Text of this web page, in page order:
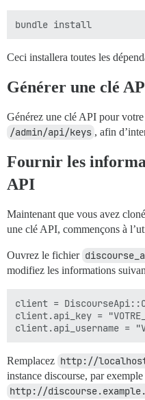
Ceci installera toutes les
Générer une clé
Générez une clé API pour
/admin/api/keys , afin
Fournir les
API
Maintenant que vous avez
une clé API, commençons à
Ouvrez le fichier
modifiez les informations
client =
client.api_key =
Remplacez http://
instance discourse, par exemple
http://